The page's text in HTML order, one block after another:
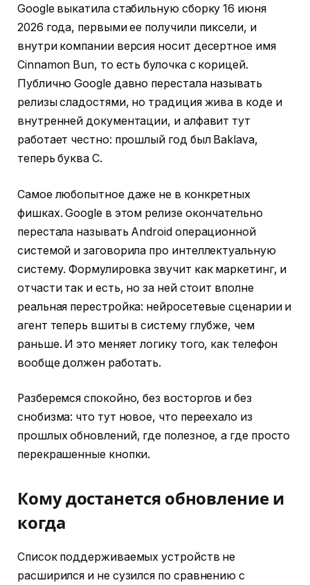
Google выкатила стабильную сборку 16 июня
2026 года, первыми ее получили пиксели, и
внутри компании версия носит десертное имя
Cinnamon Bun, то есть булочка с корицей.
Публично Google давно перестала называть
релизы сладостями, но традиция жива в коде и
внутренней документации, и алфавит тут
работает честно: прошлый год был Baklava,
теперь буква C.
Самое любопытное даже не в конкретных
фишках. Google в этом релизе окончательно
перестала называть Android операционной
системой и заговорила про интеллектуальную
систему. Формулировка звучит как маркетинг, и
отчасти так и есть, но за ней стоит вполне
реальная перестройка: нейросетевые сценарии и
агент теперь вшиты в систему глубже, чем
раньше. И это меняет логику того, как телефон
вообще должен работать.
Разберемся спокойно, без восторгов и без
снобизма: что тут новое, что переехало из
прошлых обновлений, где полезное, а где просто
перекрашенные кнопки.
Кому достанется обновление и
когда
Список поддерживаемых устройств не
расширился и не сузился по сравнению с